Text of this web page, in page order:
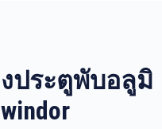
ระตูพับอลูมิ